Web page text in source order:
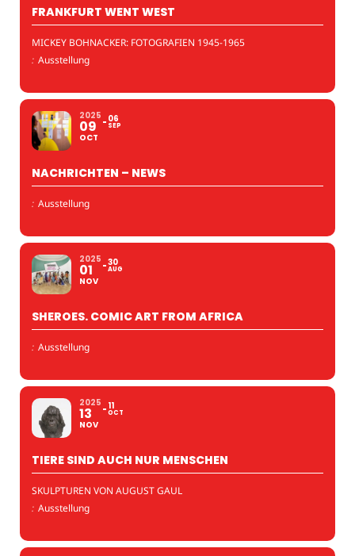
FRANKFURT WENT WEST
MICKEY BOHNACKER: FOTOGRAFIEN 1945-1965
: Ausstellung
2025
09
OCT
06
SEP
NACHRICHTEN – NEWS
: Ausstellung
2025
01
NOV
30
AUG
SHEROES. COMIC ART FROM AFRICA
: Ausstellung
2025
13
NOV
11
OCT
TIERE SIND AUCH NUR MENSCHEN
SKULPTUREN VON AUGUST GAUL
: Ausstellung